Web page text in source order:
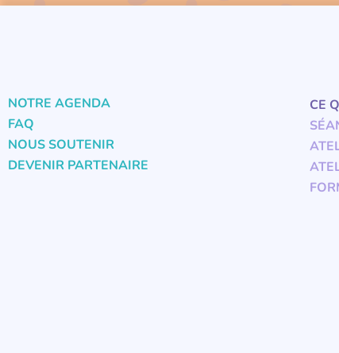
NOTRE AGENDA
FAQ
NOUS SOUTENIR
DEVENIR PARTENAIRE
CE